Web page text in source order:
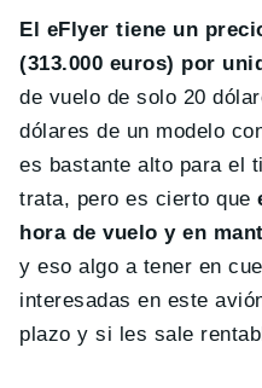
El eFlyer tiene un
(313.000 euros) por
de vuelo de solo 20
dólares de un modelo
es bastante alto para el
trata, pero es cierto que
hora de vuelo y en
y eso algo a tener en
interesadas en este
plazo y si les sale